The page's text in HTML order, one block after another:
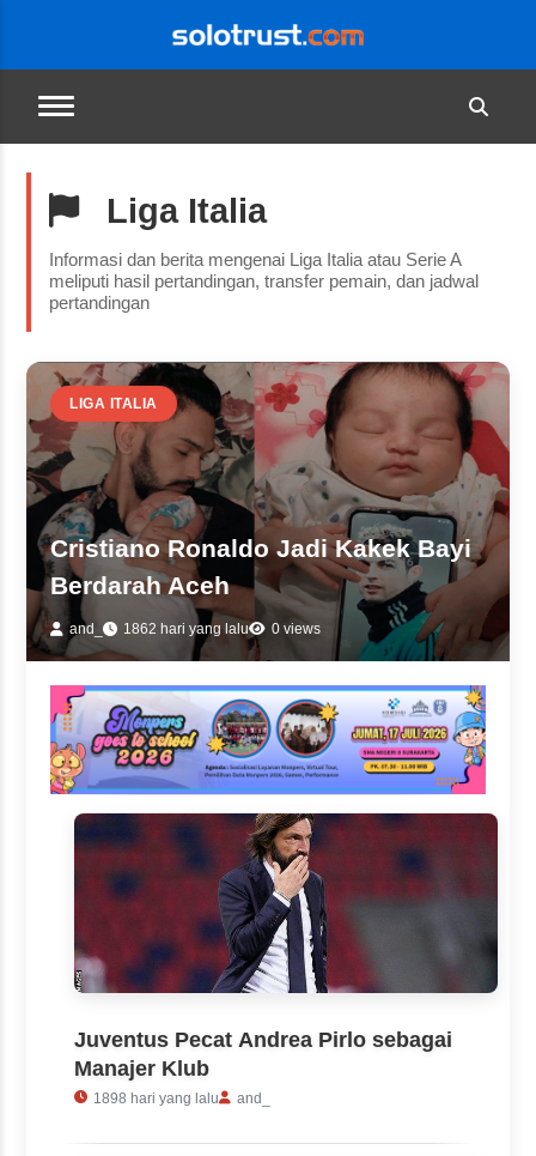
Liga Italia
Informasi dan berita mengenai Liga Italia atau Serie A
meliputi hasil pertandingan, transfer pemain, dan jadwal
pertandingan
LIGA ITALIA
Cristiano Ronaldo Jadi Kakek Bayi
Berdarah Aceh
and_ 1862 hari yang lalu 0 views
Juventus Pecat Andrea Pirlo sebagai
Manajer Klub
1898 hari yang lalu and_